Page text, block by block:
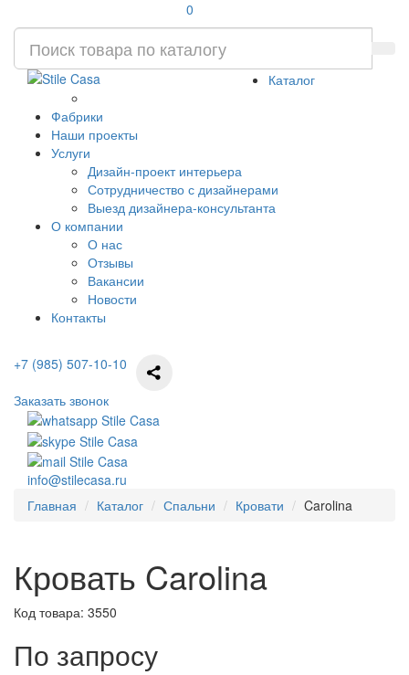
0
Каталог
Фабрики
Наши проекты
Услуги
Дизайн-проект интерьера
Сотрудничество с дизайнерами
Выезд дизайнера-консультанта
О компании
О нас
Отзывы
Вакансии
Новости
Контакты
+7 (985) 507-10-10
Заказать звонок
info@stilecasa.ru
Главная
Каталог Спальни Кровати Carolina
Кровать Carolina
Код товара: 3550
По запросу